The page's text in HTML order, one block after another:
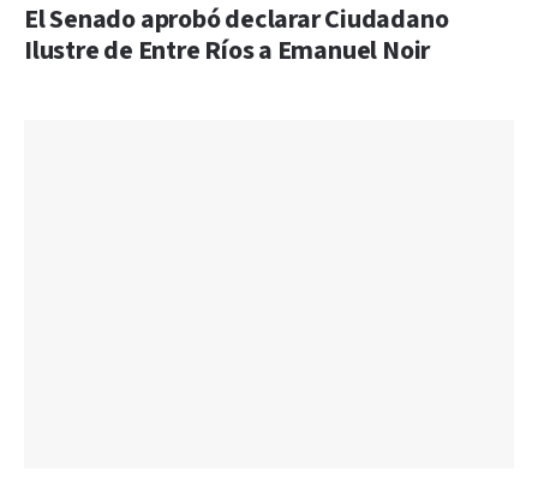
El Senado aprobó declarar Ciudadano
Ilustre de Entre Ríos a Emanuel Noir